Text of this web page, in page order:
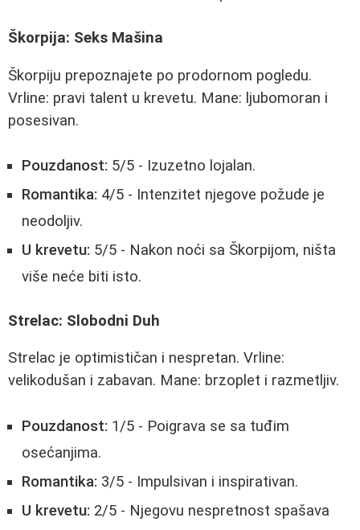
Škorpija: Seks Mašina
Škorpiju prepoznajete po prodornom pogledu.
Vrline: pravi talent u krevetu. Mane: ljubomoran i
posesivan.
Pouzdanost: 5/5 - Izuzetno lojalan.
Romantika: 4/5 - Intenzitet njegove požude je
neodoljiv.
U krevetu: 5/5 - Nakon noći sa Škorpijom, ništa
više neće biti isto.
Strelac: Slobodni Duh
Strelac je optimističan i nespretan. Vrline:
velikodušan i zabavan. Mane: brzoplet i razmetljiv.
Pouzdanost: 1/5 - Poigrava se sa tuđim
osećanjima.
Romantika: 3/5 - Impulsivan i inspirativan.
U krevetu: 2/5 - Njegovu nespretnost spašava